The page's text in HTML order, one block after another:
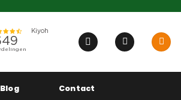
Blog Contact